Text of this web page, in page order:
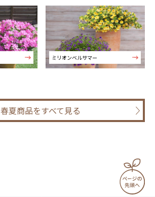
ミリオンベルサマー
春夏商品をすべて見る